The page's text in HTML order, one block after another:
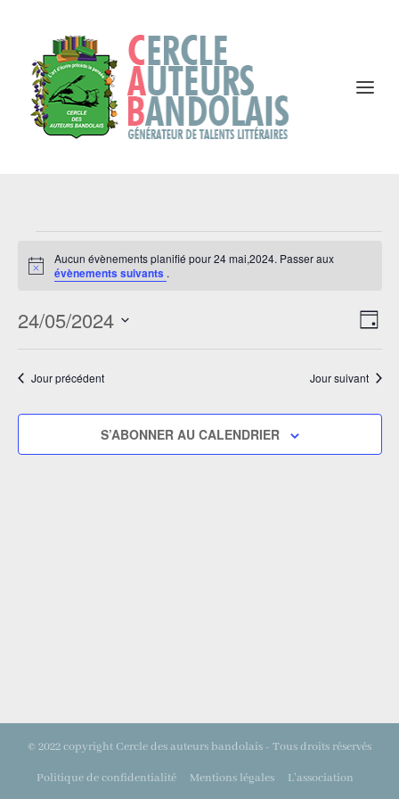
Évènements
for
24
Notice
Aucun évènements planifié pour 24 mai,2024. Passer aux
évènements suivants .
par
de
24/05/2024
Sélectionnez
une
date.
Jour précédent Jour suivant
S’ABONNER AU CALENDRIER
© 2022 copyright Cercle des auteurs bandolais - Tous droits réservés
Politique de confidentialité Mentions légales L’association